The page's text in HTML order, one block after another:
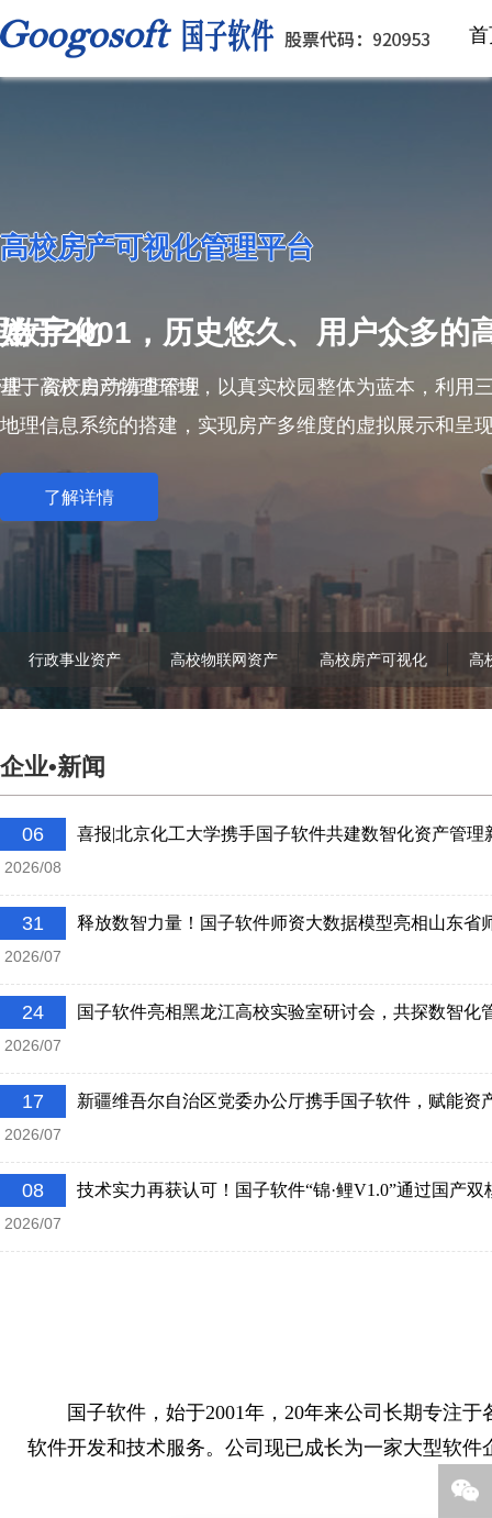
数字化
、资产自动清查管理
高校房产可视化管理平台
始于2001，历史悠久、用户众多的
基于高校房产物理环境，以真实校园整体为蓝本，利用
地理信息系统的搭建，实现房产多维度的虚拟展示和呈
了解详情
行政事业资产 高校物联网资产 高校房产可视化 高
企业•新闻
06
2026/08
喜报|北京化工大学携手国子软件共建数智化资产管理
31
2026/07
释放数智力量！国子软件师资大数据模型亮相山东省
24
2026/07
国子软件亮相黑龙江高校实验室研讨会，共探数智化
17
2026/07
新疆维吾尔自治区党委办公厅携手国子软件，赋能资
08
2026/07
技术实力再获认可！国子软件“锦·鲤V1.0”通过国产双
国子软件，始于2001年，20年来公司长期专注于
软件开发和技术服务。公司现已成长为一家大型软